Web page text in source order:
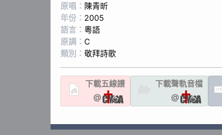
原唱： 陳青昕
年份： 2005
語言： 粵語
原調： C
類別： 敬拜詩歌
下載五線譜
@
下載聲軌音檔
@